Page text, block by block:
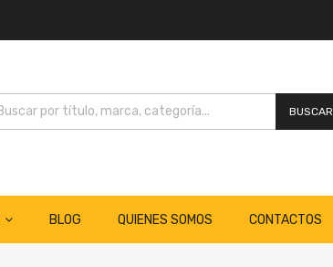
BUSCAR
BLOG QUIENES SOMOS CONTACTOS